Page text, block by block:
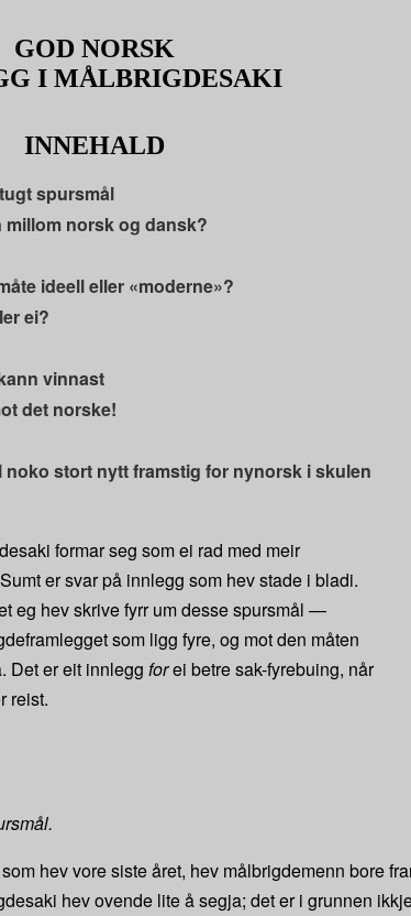
GOD NORSK
I MÅLBRIGDESAKI
INNEHALD
spursmål
norsk og dansk?
ideell eller «moderne»?
ei?
vinnast
det norske!
noko stort nytt framstig for nynorsk i skulen
formar seg som ei rad med meir
er svar på innlegg som hev stade i bladi.
eg hev skrive fyrr um desse spursmål —
som ligg fyre, og mot den måten
Det er eit innlegg forei betre sak-fyrebuing, når
reist.
hev vore siste året, hev målbrigdemenn bore
hev ovende lite å segja; det er i grunnen